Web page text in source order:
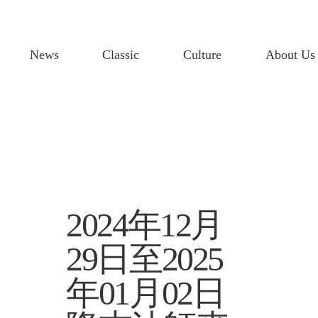
News Classic Culture About Us
2024年12月
29日至2025
年01月02日